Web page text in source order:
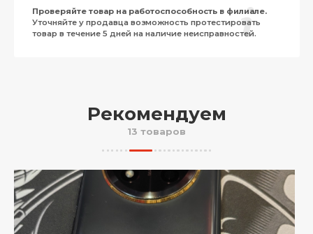
Проверяйте товар на работоспособность в филиале.
Уточняйте у продавца возможность протестировать
товар в течение 5 дней на наличие неисправностей.
Рекомендуем
13 товаров